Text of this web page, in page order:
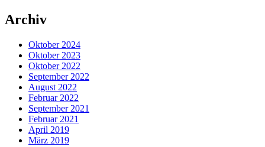
Archiv
Oktober 2024
Oktober 2023
Oktober 2022
September 2022
August 2022
Februar 2022
September 2021
Februar 2021
April 2019
März 2019